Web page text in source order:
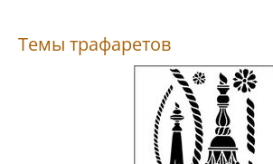
Темы трафаретов